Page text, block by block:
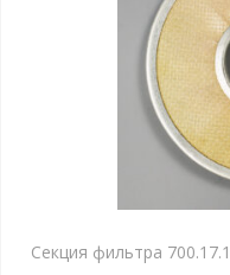
Секция фильтра